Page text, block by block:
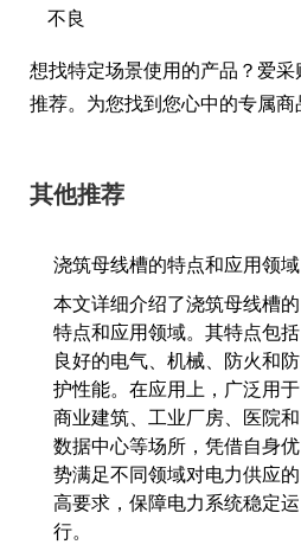
不良
想找特定场景使用的产品？爱
推荐。为您找到您心中的专属商
其他推荐
浇筑母线槽的特点和应用领域
本文详细介绍了浇筑母线槽的
特点和应用领域。其特点包括
良好的电气、机械、防火和防
护性能。在应用上，广泛用于
商业建筑、工业厂房、医院和
数据中心等场所，凭借自身优
势满足不同领域对电力供应的
高要求，保障电力系统稳定运
行。